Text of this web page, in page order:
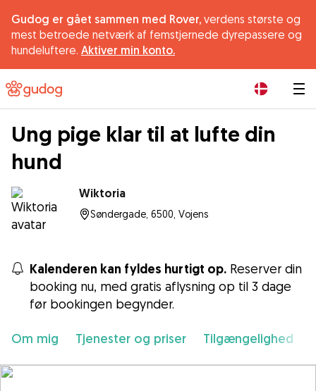
Gudog er gået sammen med Rover, verdens største og
mest betroede netværk af femstjernede dyrepassere og
hundeluftere. Aktiver min konto.
Ung pige klar til at lufte din
hund
Wiktoria
Søndergade, 6500, Vojens
Kalenderen kan fyldes hurtigt op. Reserver din
booking nu, med gratis aflysning op til 3 dage
før bookingen begynder.
Om mig Tjenester og priser Tilgængelighed